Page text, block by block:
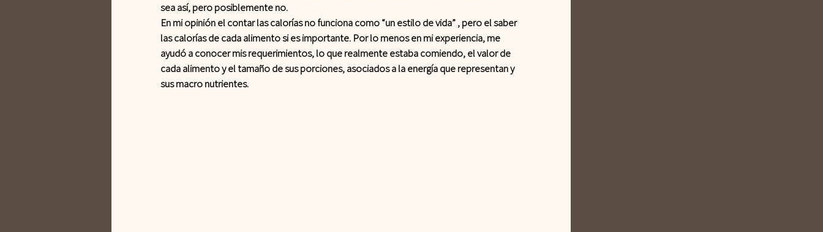
sea así, pero posiblemente no.
En mi opinión el contar las calorías no funciona como “un estilo de vida” , pero el saber
las calorías de cada alimento si es importante. Por lo menos en mi experiencia, me
ayudó a conocer mis requerimientos, lo que realmente estaba comiendo, el valor de
cada alimento y el tamaño de sus porciones, asociados a la energía que representan y
sus macro nutrientes.